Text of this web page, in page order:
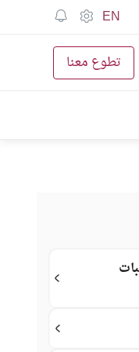
EN
تطوع معنا